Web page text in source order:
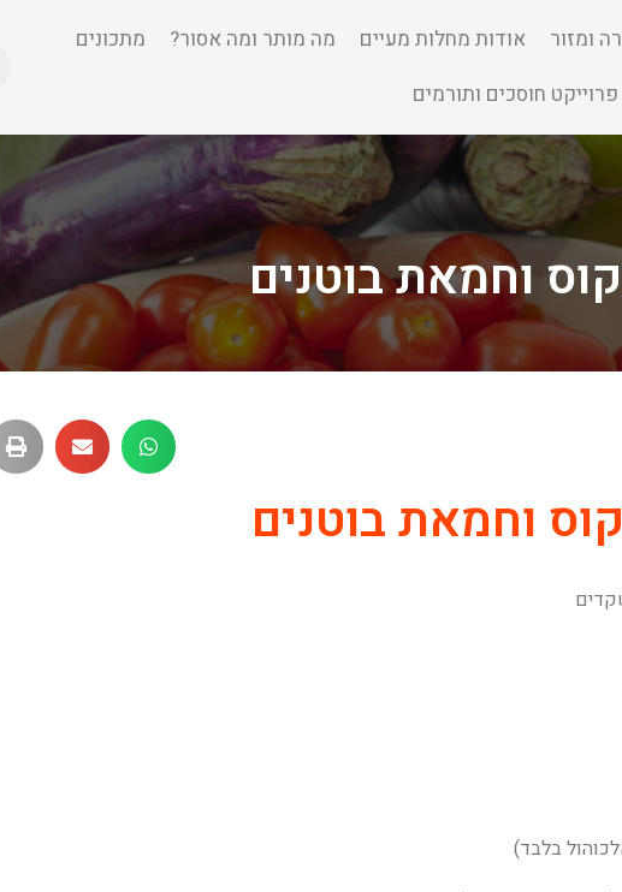
ומזור אודות מחלות מעיים מה מותר ומה אסור?
מתכונים
פרוייקט חוסכים ותורמים
ADDRESS
WEBSITE
MAIL
ADDRESS
WEBSITE
MAIL
וחמאת בוטנים
וחמאת בוטנים
בלבד)